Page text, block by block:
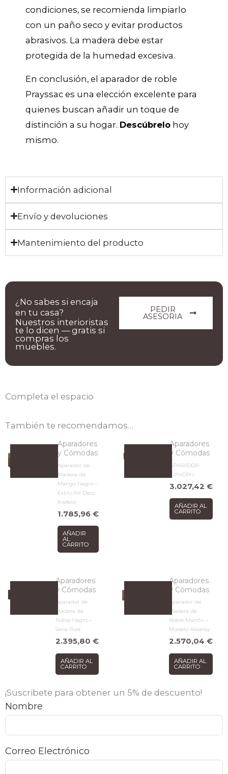
condiciones, se recomienda limpiarlo
con un paño seco y evitar productos
abrasivos. La madera debe estar
protegida de la humedad excesiva.
En conclusión, el aparador de roble
Prayssac es una elección excelente para
quienes buscan añadir un toque de
distinción a su hogar. Descúbrelo hoy
mismo.
Información adicional
Envío y devoluciones
Mantenimiento del producto
PEDIR
ASESORIA
¿No sabes si encaja
en tu casa?
Nuestros interioristas
te lo dicen — gratis si
compras los
muebles.
Completa el espacio
También te recomendamos…
Aparadores
y Cómodas
Aparador de
Madera de
Mango Negro –
Estilo Art Deco
Krefeld
1.785,96€
AÑADIR
AL
CARRITO
Aparadores
y Cómodas
APARADOR
GIFHORN
3.027,42€
AÑADIR AL
CARRITO
Aparadores
y Cómodas
Aparador de
Madera de
Roble Negro –
Serie Rize
2.395,80€
AÑADIR AL
CARRITO
Aparadores
y Cómodas
Aparador de
Madera de
Roble Marrón –
Modelo Aksaray
2.570,04€
AÑADIR AL
CARRITO
¡Suscribete para obtener un 5% de descuento!
Nombre
Correo Electrónico